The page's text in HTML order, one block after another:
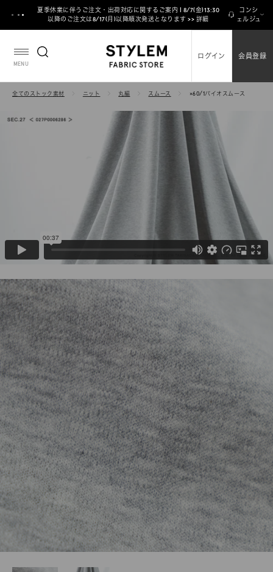
テ
夏季休業に伴うご注文・出荷対応に関するご案内 | 8/7(金)13:30
以降のご注文は8/17(月)以降順次発送となります >> 詳細
コンシ
ェルジュ
MENU
ログイン 会員登録
全てのストック素材 ニット 丸編 スムース ×60/1バイオスムース